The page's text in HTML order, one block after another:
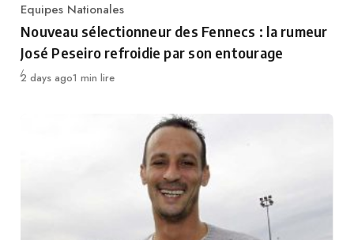
Category
Equipes Nationales
Nouveau sélectionneur des Fennecs : la rumeur
José Peseiro refroidie par son entourage
Publié
2 days ago1 min lire